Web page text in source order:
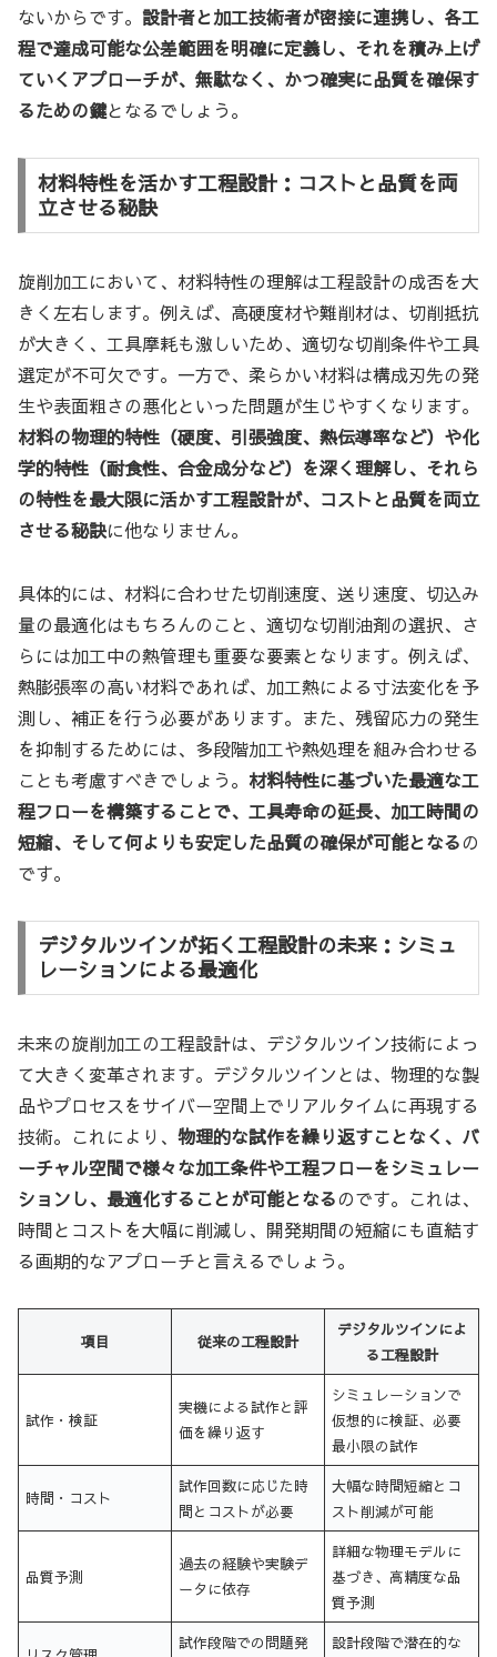
ないからです。 設計者と加工技術者が密接に連携し、各工
程で達成可能な公差範囲を明確に定義し、それを積み上げ
ていくアプローチが、無駄なく、かつ確実に品質を確保す
るための鍵となるでしょう。
材料特性を活かす工程設計：コストと品質を両
立させる秘訣
旋削加工において、材料特性の理解は工程設計の成否を大
きく左右します。例えば、高硬度材や難削材は、切削抵抗
が大きく、工具摩耗も激しいため、適切な切削条件や工具
選定が不可欠です。一方で、柔らかい材料は構成刃先の発
生や表面粗さの悪化といった問題が生じやすくなります。
材料の物理的特性（硬度、引張強度、熱伝導率など）や化
学的特性（耐食性、合金成分など）を深く理解し、それら
の特性を最大限に活かす工程設計が、コストと品質を両立
させる秘訣に他なりません。
具体的には、材料に合わせた切削速度、送り速度、切込み
量の最適化はもちろんのこと、適切な切削油剤の選択、さ
らには加工中の熱管理も重要な要素となります。例えば、
熱膨張率の高い材料であれば、加工熱による寸法変化を予
測し、補正を行う必要があります。また、残留応力の発生
を抑制するためには、多段階加工や熱処理を組み合わせる
ことも考慮すべきでしょう。 材料特性に基づいた最適な工
程フローを構築することで、工具寿命の延長、加工時間の
短縮、そして何よりも安定した品質の確保が可能となるの
です。
デジタルツインが拓く工程設計の未来：シミュ
レーションによる最適化
未来の旋削加工の工程設計は、デジタルツイン技術によっ
て大きく変革されます。デジタルツインとは、物理的な製
品やプロセスをサイバー空間上でリアルタイムに再現する
技術。これにより、 物理的な試作を繰り返すことなく、バ
ーチャル空間で様々な加工条件や工程フローをシミュレー
ションし、最適化することが可能となるのです。これは、
時間とコストを大幅に削減し、開発期間の短縮にも直結す
る画期的なアプローチと言えるでしょう。
項目 従来の工程設計
デジタルツインによ
る工程設計
試作・検証
実機による試作と評
価を繰り返す
シミュレーションで
仮想的に検証、必要
最小限の試作
時間・コスト
試作回数に応じた時
間とコストが必要
大幅な時間短縮とコ
スト削減が可能
品質予測
過去の経験や実験デ
ータに依存
詳細な物理モデルに
基づき、高精度な品
質予測
試作段階での問題発 設計段階で潜在的な